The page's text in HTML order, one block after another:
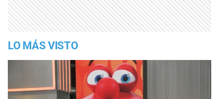
LO MÁS VISTO